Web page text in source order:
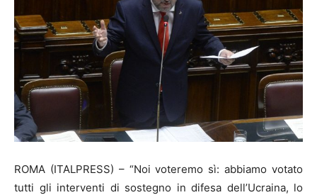
ROMA (ITALPRESS) – “Noi voteremo sì: abbiamo votato
tutti gli interventi di sostegno in difesa dell’Ucraina, lo